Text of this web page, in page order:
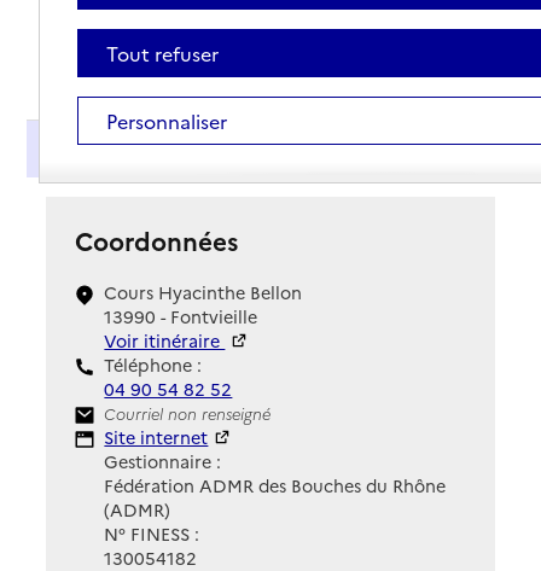
Présentation
Coordonnées
Cours Hyacinthe Bellon
13990 - Fontvieille
Voir itinéraire
Téléphone :
04 90 54 82 52
Contact
Courriel non renseigné
Site Internet
Site internet
Gestionnaire :
Fédération ADMR des Bouches du Rhône
(ADMR)
N° FINESS :
130054182
Tout refuser
Personnaliser